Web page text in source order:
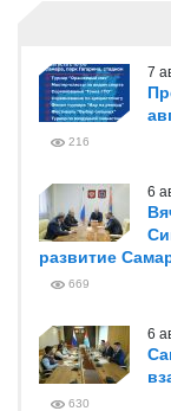
7
216
6
развитие
669
6
630